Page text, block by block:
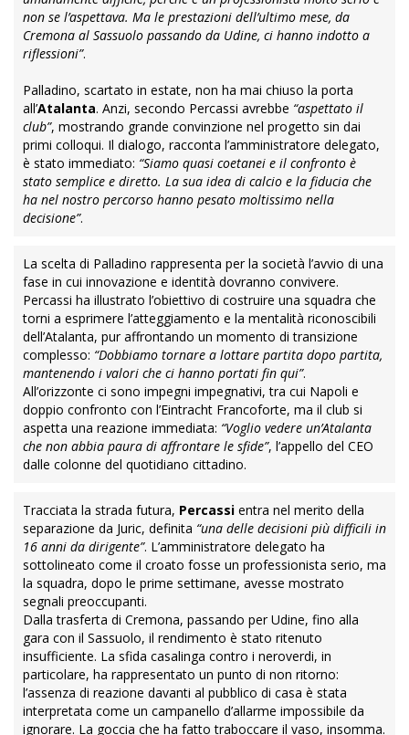
non se l’aspettava. Ma le prestazioni dell’ultimo mese, da
Cremona al Sassuolo passando da Udine, ci hanno indotto a
riflessioni”.
Palladino, scartato in estate, non ha mai chiuso la porta
all’Atalanta. Anzi, secondo Percassi avrebbe “aspettato il
club”, mostrando grande convinzione nel progetto sin dai
primi colloqui. Il dialogo, racconta l’amministratore delegato,
è stato immediato: “Siamo quasi coetanei e il confronto è
stato semplice e diretto. La sua idea di calcio e la fiducia che
ha nel nostro percorso hanno pesato moltissimo nella
decisione”.
La scelta di Palladino rappresenta per la società l’avvio di una
fase in cui innovazione e identità dovranno convivere.
Percassi ha illustrato l’obiettivo di costruire una squadra che
torni a esprimere l’atteggiamento e la mentalità riconoscibili
dell’Atalanta, pur affrontando un momento di transizione
complesso: “Dobbiamo tornare a lottare partita dopo partita,
mantenendo i valori che ci hanno portati fin qui”.
All’orizzonte ci sono impegni impegnativi, tra cui Napoli e
doppio confronto con l’Eintracht Francoforte, ma il club si
aspetta una reazione immediata: “Voglio vedere un’Atalanta
che non abbia paura di affrontare le sfide”, l’appello del CEO
dalle colonne del quotidiano cittadino.
Tracciata la strada futura, Percassi entra nel merito della
separazione da Juric, definita “una delle decisioni più difficili in
16 anni da dirigente”. L’amministratore delegato ha
sottolineato come il croato fosse un professionista serio, ma
la squadra, dopo le prime settimane, avesse mostrato
segnali preoccupanti.
Dalla trasferta di Cremona, passando per Udine, fino alla
gara con il Sassuolo, il rendimento è stato ritenuto
insufficiente. La sfida casalinga contro i neroverdi, in
particolare, ha rappresentato un punto di non ritorno:
l’assenza di reazione davanti al pubblico di casa è stata
interpretata come un campanello d’allarme impossibile da
ignorare. La goccia che ha fatto traboccare il vaso, insomma.